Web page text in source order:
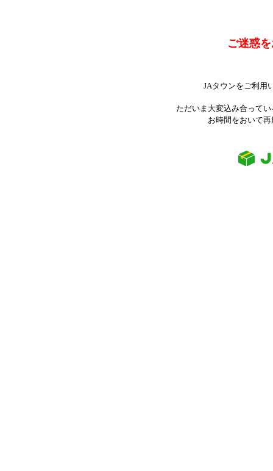
ご迷惑
JAタウンをご利用
ただいま大変込み合って
お時間をおいて